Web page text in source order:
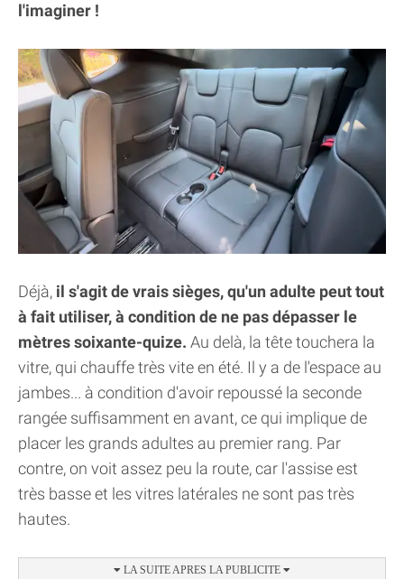
l'imaginer !
Déjà, il s'agit de vrais sièges, qu'un adulte peut tout
à fait utiliser, à condition de ne pas dépasser le
mètres soixante-quize. Au delà, la tête touchera la
vitre, qui chauffe très vite en été. Il y a de l'espace au
jambes... à condition d'avoir repoussé la seconde
rangée suffisamment en avant, ce qui implique de
placer les grands adultes au premier rang. Par
contre, on voit assez peu la route, car l'assise est
très basse et les vitres latérales ne sont pas très
hautes.